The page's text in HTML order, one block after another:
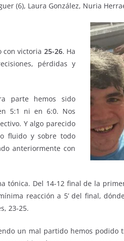
(6), Laura González, Nuria
con victoria 25-26. Ha
pérdidas y
parte hemos sido
5:1 ni en 6:0. Nos
Y algo parecido
fluido y sobre todo
anteriormente con
tónica. Del 14-12 final de la
reacción a 5’ del final,
23-25.
un mal partido hemos podido